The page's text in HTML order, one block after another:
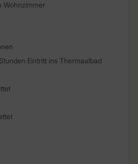
Wohnzimmer
Eintritt ins Thermaalbad